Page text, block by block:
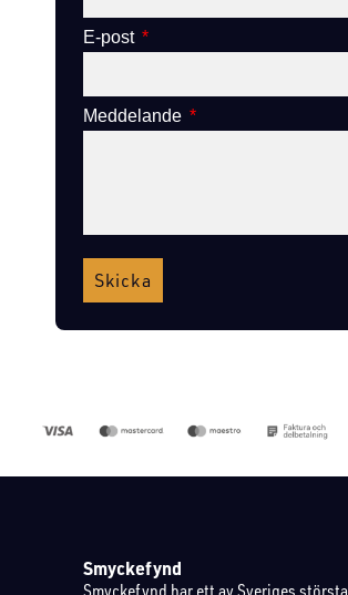
E-post
Meddelande
Skicka
Smyckefynd
Smyckefynd har ett av Sveriges största